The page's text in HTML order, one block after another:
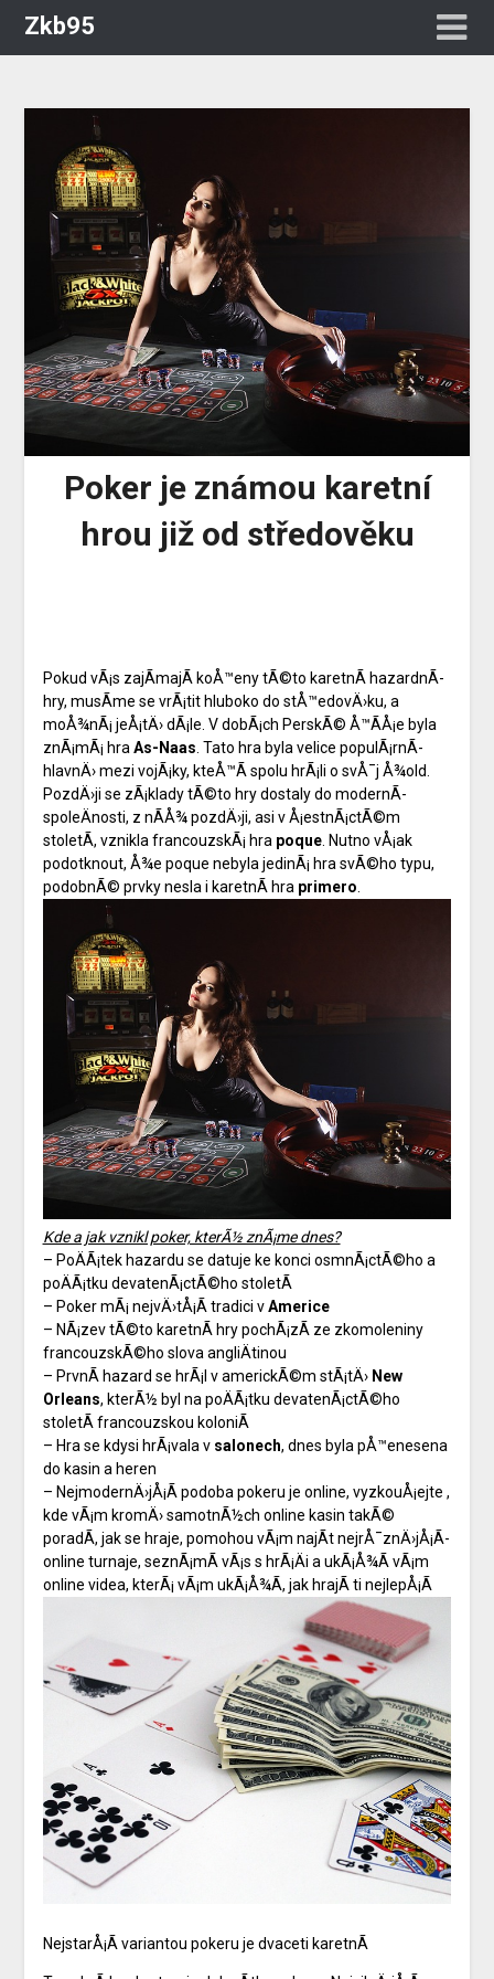
Zkb95
Poker je známou karetní
hrou již od středověku
Pokud vÃ¡s zajÃ­majÃ­ koÅ™eny tÃ©to karetnÃ­ hazardnÃ­
hry, musÃ­me se vrÃ¡tit hluboko do stÅ™edovÄ›ku, a
moÅ¾nÃ¡ jeÅ¡tÄ› dÃ¡le. V dobÃ¡ch PerskÃ© Å™Ã­Å¡e byla
znÃ¡mÃ¡ hra As-Naas . Tato hra byla velice populÃ¡rnÃ­
hlavnÄ› mezi vojÃ¡ky, kteÅ™Ã­ spolu hrÃ¡li o svÅ¯j Å¾old.
PozdÄ›ji se zÃ¡klady tÃ©to hry dostaly do modernÃ­
spoleÄnosti, z nÃ­Å¾ pozdÄ›ji, asi v Å¡estnÃ¡ctÃ©m
stoletÃ­, vznikla francouzskÃ¡ hra poque. Nutno vÅ¡ak
podotknout, Å¾e poque nebyla jedinÃ¡ hra svÃ©ho typu,
podobnÃ© prvky nesla i karetnÃ­ hra primero
Kde a jak vznikl poker, kterÃ½ znÃ¡me dnes?
– PoÄÃ¡tek hazardu se datuje ke konci osmnÃ¡ctÃ©ho a
poÄÃ¡tku devatenÃ¡ctÃ©ho stoletÃ­
– Poker mÃ¡ nejvÄ›tÅ¡Ã­ tradici vAmerice
– NÃ¡zev tÃ©to karetnÃ­ hry pochÃ¡zÃ­ ze zkomoleniny
francouzskÃ©ho slova angliÄtinou
– PrvnÃ­ hazard se hrÃ¡l v americkÃ©m stÃ¡tÄ› New
Orleans, kterÃ½ byl na poÄÃ¡tku devatenÃ¡ctÃ©ho
stoletÃ­ francouzskou koloniÃ­
– Hra se kdysi hrÃ¡vala v salonech, dnes byla pÅ™enesena
do kasin a heren
– NejmodernÄ›jÅ¡Ã­ podoba pokeru je online, vyzkouÅ¡ejte ,
kde vÃ¡m kromÄ› samotnÃ½ch online kasin takÃ©
poradÃ­, jak se hraje, pomohou vÃ¡m najÃ­t nejrÅ¯znÄ›jÅ¡Ã­
online turnaje, seznÃ¡mÃ­ vÃ¡s s hrÃ¡Äi a ukÃ¡Å¾Ã­ vÃ¡m
online videa, kterÃ¡ vÃ¡m ukÃ¡Å¾Ã­, jak hrajÃ­ ti nejlepÅ¡Ã­
NejstarÅ¡Ã­ variantou pokeru je dvaceti karetnÃ­